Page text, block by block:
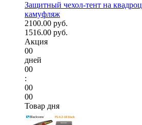
Защитный чехол-тент на
камуфляж
2100.00 руб.
1516.00 руб.
Акция
00
дней
00
:
00
00
Товар дня